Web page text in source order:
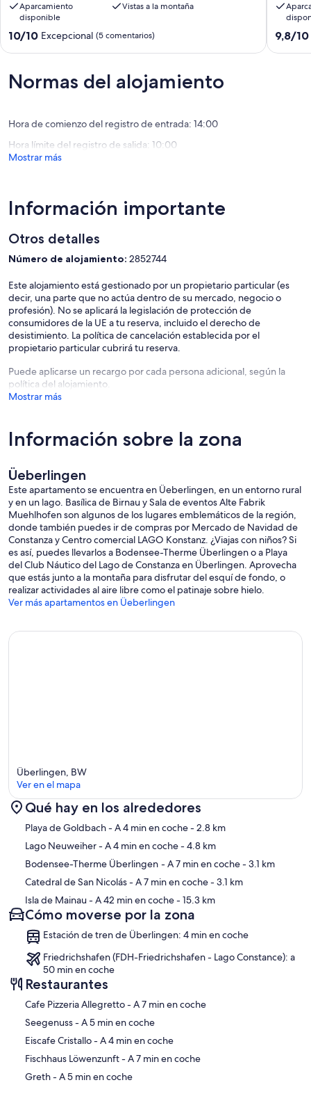
lake
with
stunning
views
Aparcamiento
disponible
Vistas a la montaña
10.0
Excepcional,
(5 comentarios)
10/10 Excepcional (5 comentarios)
en
West
9.8
9,8/10
Normas del alojamiento
Hora de comienzo del registro de entrada: 14:00
Hora límite del registro de salida: 10:00
Mostrar más
Información importante
Otros detalles
Número de alojamiento: 2852744
Este alojamiento está gestionado por un propietario particular (es
decir, una parte que no actúa dentro de su mercado, negocio o
profesión). No se aplicará la legislación de protección de
consumidores de la UE a tu reserva, incluido el derecho de
desistimiento. La política de cancelación establecida por el
propietario particular cubrirá tu reserva.
Puede aplicarse un recargo por cada persona adicional, según la
política del alojamiento.
Mostrar más
Información sobre la zona
Üeberlingen
Este apartamento se encuentra en Üeberlingen, en un entorno rural
y en un lago. Basílica de Birnau y Sala de eventos Alte Fabrik
Muehlhofen son algunos de los lugares emblemáticos de la región,
donde también puedes ir de compras por Mercado de Navidad de
Constanza y Centro comercial LAGO Konstanz. ¿Viajas con niños? Si
es así, puedes llevarlos a Bodensee-Therme Überlingen o a Playa
del Club Náutico del Lago de Constanza en Überlingen. Aprovecha
que estás junto a la montaña para disfrutar del esquí de fondo, o
realizar actividades al aire libre como el patinaje sobre hielo.
Ver más apartamentos en Üeberlingen
Mapa
Überlingen, BW
Ver en el mapa
Qué hay en los alrededores
Playa de Goldbach- A 4 min en coche- 2.8 km
Lago Neuweiher- A 4 min en coche- 4.8 km
Bodensee-Therme Überlingen - A 7 min en coche- 3.1 km
Catedral de San Nicolás- A 7 min en coche- 3.1 km
Isla de Mainau - A 42 min en coche- 15.3 km
Cómo moverse por la zona
Estación de tren de Überlingen: 4 min en coche
Friedrichshafen (FDH-Friedrichshafen - Lago Constance): a
50 min en coche
Restaurantes
‪Cafe Pizzeria Allegretto - ‬A 7 min en coche
‪Seegenuss - ‬A 5 min en coche
‪Eiscafe Cristallo - ‬A 4 min en coche
‪Fischhaus Löwenzunft - ‬A 7 min en coche
‪Greth - ‬A 5 min en coche